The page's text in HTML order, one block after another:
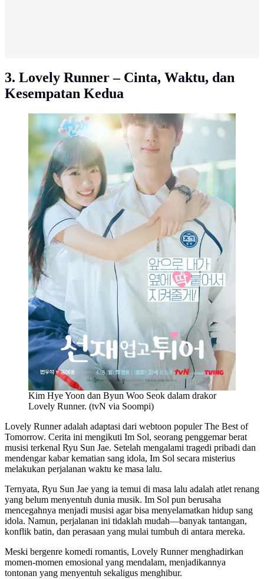
3. Lovely Runner – Cinta, Waktu, dan
Kesempatan Kedua
Kim Hye Yoon dan Byun Woo Seok dalam drakor
Lovely Runner. (tvN via Soompi)
Lovely Runner adalah adaptasi dari webtoon populer The Best of
Tomorrow. Cerita ini mengikuti Im Sol, seorang penggemar berat
musisi terkenal Ryu Sun Jae. Setelah mengalami tragedi pribadi dan
mendengar kabar kematian sang idola, Im Sol secara misterius
melakukan perjalanan waktu ke masa lalu.
Ternyata, Ryu Sun Jae yang ia temui di masa lalu adalah atlet renang
yang belum menyentuh dunia musik. Im Sol pun berusaha
mencegahnya menjadi musisi agar bisa menyelamatkan hidup sang
idola. Namun, perjalanan ini tidaklah mudah—banyak tantangan,
konflik batin, dan perasaan yang mulai tumbuh di antara mereka.
Meski bergenre komedi romantis, Lovely Runner menghadirkan
momen-momen emosional yang mendalam, menjadikannya
tontonan yang menyentuh sekaligus menghibur.